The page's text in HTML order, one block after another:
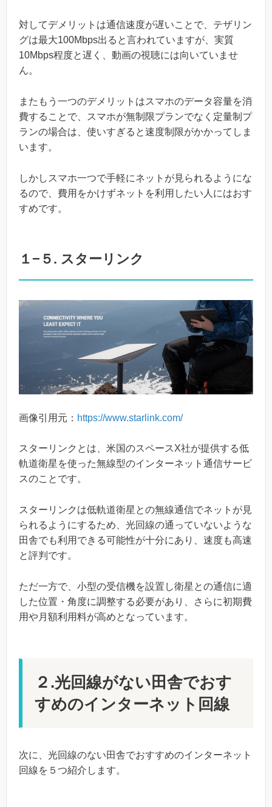
対してデメリットは通信速度が遅いことで、テザリン
グは最大100Mbps出ると言われていますが、実質
10Mbps程度と遅く、動画の視聴には向いていませ
ん。
またもう一つのデメリットはスマホのデータ容量を消
費することで、スマホが無制限プランでなく定量制プ
ランの場合は、使いすぎると速度制限がかかってしま
います。
しかしスマホ一つで手軽にネットが見られるようにな
るので、費用をかけずネットを利用したい人にはおす
すめです。
１−５. スターリンク
画像引用元： https://www.starlink.com/
スターリンクとは、米国のスペースX社が提供する低
軌道衛星を使った無線型のインターネット通信サービ
スのことです。
スターリンクは低軌道衛星との無線通信でネットが見
られるようにするため、光回線の通っていないような
田舎でも利用できる可能性が十分にあり、速度も高速
と評判です。
ただ一方で、小型の受信機を設置し衛星との通信に適
した位置・角度に調整する必要があり、さらに初期費
用や月額利用料が高めとなっています。
２.光回線がない田舎でおす
すめのインターネット回線
次に、光回線のない田舎でおすすめのインターネット
回線を５つ紹介します。